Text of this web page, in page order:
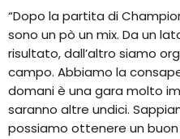
“Dopo la partita di
sono un pò un mix. Da un
risultato, dall’altro siamo
campo. Abbiamo la
domani è una gara molto
saranno altre undici.
possiamo ottenere un